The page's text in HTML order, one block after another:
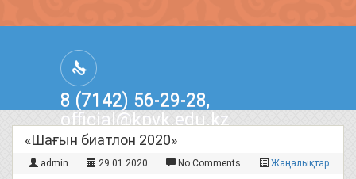
8 (7142) 56-29-28,
official@kpvk.edu.kz
г.Костанай, Проспект Кобыланды
Батыра, 3
«Шағын биатлон 2020»
admin 29.01.2020 No Comments Жаңалықтар